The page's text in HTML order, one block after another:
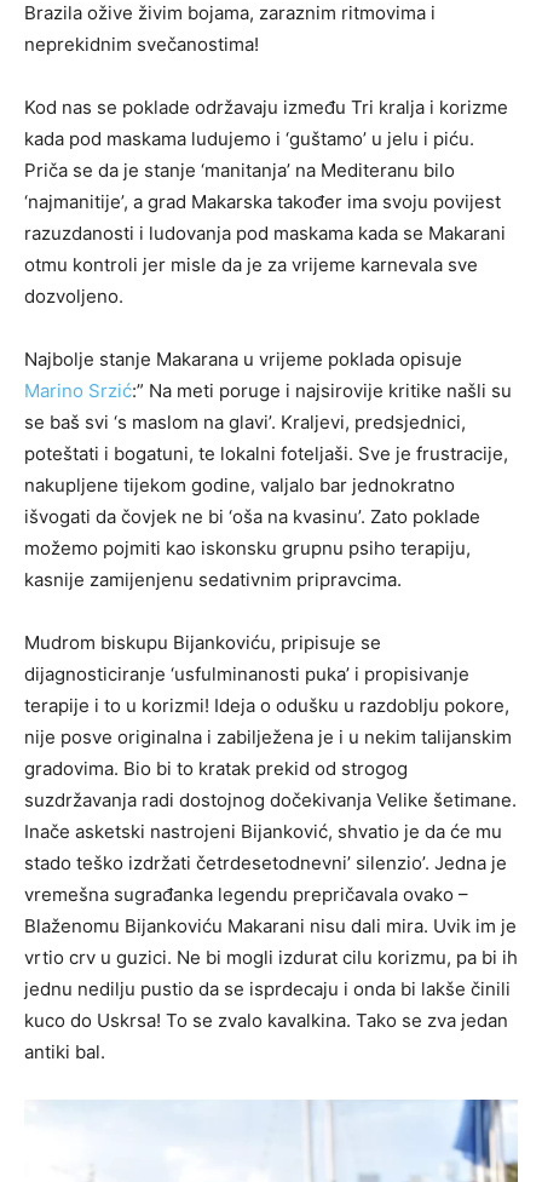
Brazila ožive živim bojama, zaraznim ritmovima i
neprekidnim svečanostima!
Kod nas se poklade održavaju između Tri kralja i korizme
kada pod maskama ludujemo i ‘guštamo’ u jelu i piću.
Priča se da je stanje ‘manitanja’ na Mediteranu bilo
‘najmanitije’, a grad Makarska također ima svoju povijest
razuzdanosti i ludovanja pod maskama kada se Makarani
otmu kontroli jer misle da je za vrijeme karnevala sve
dozvoljeno.
Najbolje stanje Makarana u vrijeme poklada opisuje
Marino Srzić:” Na meti poruge i najsirovije kritike našli su
se baš svi ‘s maslom na glavi’. Kraljevi, predsjednici,
poteštati i bogatuni, te lokalni foteljaši. Sve je frustracije,
nakupljene tijekom godine, valjalo bar jednokratno
išvogati da čovjek ne bi ‘oša na kvasinu’. Zato poklade
možemo pojmiti kao iskonsku grupnu psiho terapiju,
kasnije zamijenjenu sedativnim pripravcima.
Mudrom biskupu Bijankoviću, pripisuje se
dijagnosticiranje ‘usfulminanosti puka’ i propisivanje
terapije i to u korizmi! Ideja o odušku u razdoblju pokore,
nije posve originalna i zabilježena je i u nekim talijanskim
gradovima. Bio bi to kratak prekid od strogog
suzdržavanja radi dostojnog dočekivanja Velike šetimane.
Inače asketski nastrojeni Bijanković, shvatio je da će mu
stado teško izdržati četrdesetodnevni’ silenzio’. Jedna je
vremešna sugrađanka legendu prepričavala ovako –
Blaženomu Bijankoviću Makarani nisu dali mira. Uvik im je
vrtio crv u guzici. Ne bi mogli izdurat cilu korizmu, pa bi ih
jednu nedilju pustio da se isprdecaju i onda bi lakše činili
kuco do Uskrsa! To se zvalo kavalkina. Tako se zva jedan
antiki bal.